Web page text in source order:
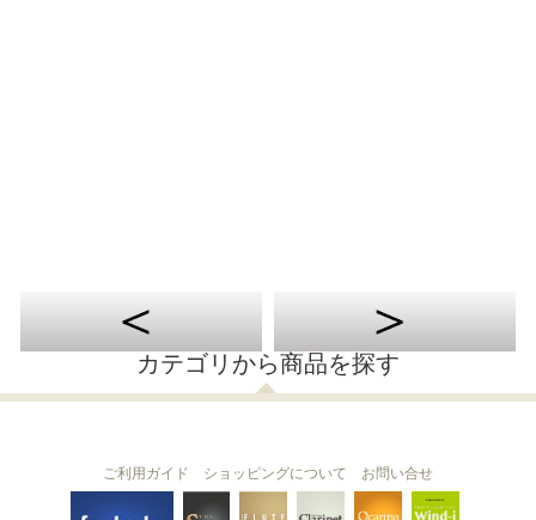
カテゴリから商品を探す
ご利用ガイド ショッピングについて お問い合せ